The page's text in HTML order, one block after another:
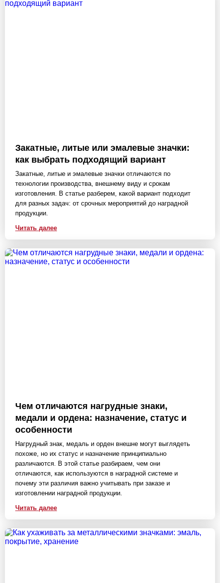
Закатные, литые или эмалевые значки:
как выбрать подходящий вариант
Закатные, литые и эмалевые значки отличаются по
технологии производства, внешнему виду и срокам
изготовления. В статье разберем, какой вариант подходит
для разных задач: от срочных мероприятий до наградной
продукции.
Читать далее
Чем отличаются нагрудные знаки,
медали и ордена: назначение, статус и
особенности
Нагрудный знак, медаль и орден внешне могут выглядеть
похоже, но их статус и назначение принципиально
различаются. В этой статье разбираем, чем они
отличаются, как используются в наградной системе и
почему эти различия важно учитывать при заказе и
изготовлении наградной продукции.
Читать далее